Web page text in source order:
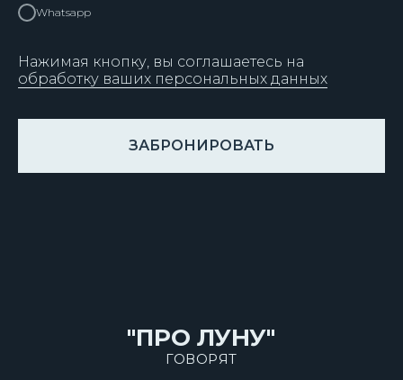
Whatsapp
Нажимая кнопку, вы соглашаетесь на
обработку ваших персональных данных
ЗАБРОНИРОВАТЬ
"ПРО ЛУНУ"
ГОВОРЯТ